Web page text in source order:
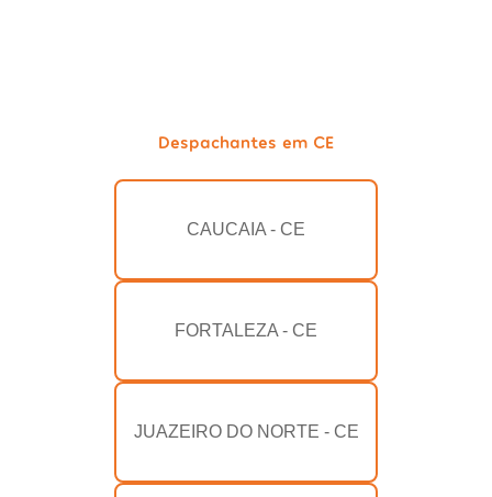
Despachantes em CE
CAUCAIA - CE
FORTALEZA - CE
JUAZEIRO DO NORTE - CE